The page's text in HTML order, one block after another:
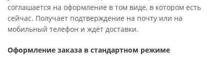
соглашается на оформление в том виде, в котором есть
сейчас. Получает подтверждение на почту или на
мобильный телефон и ждёт доставки.
Оформление заказа в стандартном режиме